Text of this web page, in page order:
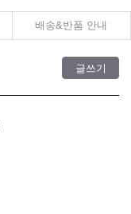
배송&반품 안내
글쓰기